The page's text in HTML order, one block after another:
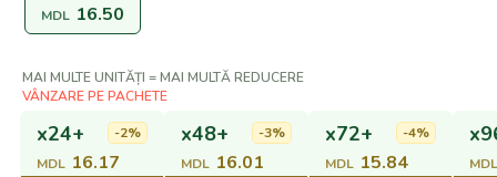
MDL 16.50
MAI MULTE UNITĂȚI = MAI MULTĂ REDUCERE
x24+
MDL 16.17
-2% x48+
MDL 16.01
-3% x72+
MDL 15.84
-4%
MDL